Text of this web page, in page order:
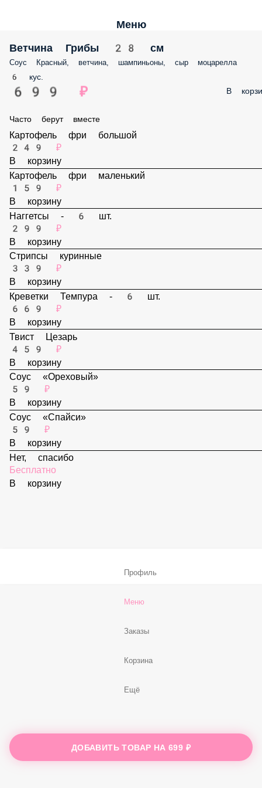
Меню
Ветчина Грибы 28 см
Соус Красный, ветчина, шампиньоны, сыр моцарелла
6 кус.
699 ₽ В
Часто берут вместе
Картофель фри большой
249 ₽
В корзину
159 ₽
В корзину
Наггетсы - 6 шт.
299 ₽
В корзину
Стрипсы куринные
339 ₽
В корзину
Креветки Темпура - 6 шт.
669 ₽
В корзину
Твист Цезарь
459 ₽
В корзину
Соус «Ореховый»
59 ₽
В корзину
ДОБАВИТЬ ТОВАР НА699 ₽
Профиль
Заказы